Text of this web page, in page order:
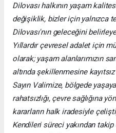
Dilovası halkının yaşam
değişiklik, bizler için yalnızca
Dilovası'nın geleceğini
Yıllardır çevresel adalet için
olarak; yaşam alanlarımızın
altında şekillenmesine
Sayın Valimize, bölgede
rahatsızlığı, çevre sağlığına
kararların halk iradesiyle
Kendileri süreci yakından